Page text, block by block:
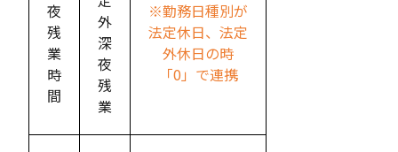
夜
残
業
時
間
外
深
夜
残
業
※勤務日種別が
法定休日、法定
外休日の時
「0」で連携